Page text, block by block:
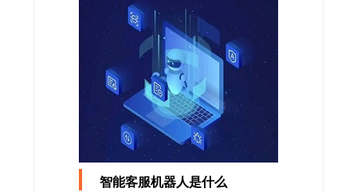
智能客服机器人是什么